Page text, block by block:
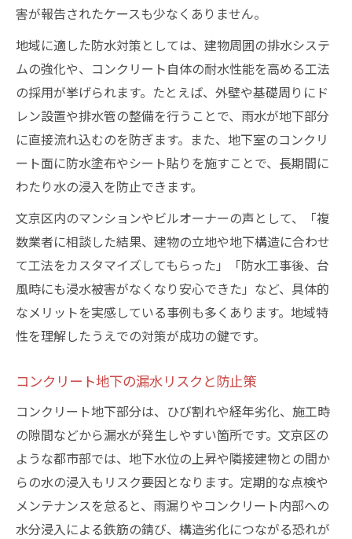
コンクリート地下防水工事と補助金審査の
ポイント
補助金支給でコンクリート地下防水を賢く
実現
漏水リスクを減らす文京区の防水ポイント
コンクリート地下で起こる主な漏水原因と
対策
文京区の気候に合ったコンクリート地下防
水戦略
コンクリート地下漏水を防ぐための点検項
目
浸水リスクに備えるコンクリート地下の注
意点
コンクリート地下防水で資産価値を守る方
耐久性重視のコンクリート地下防水とは
コンクリート地下防水の耐久性向上の秘訣
耐用年数で選ぶコンクリート地下防水工法
コンクリート地下防水の劣化を防ぐポイン
ト
長期間安心できるコンクリート地下防水の
害が報告されたケースも少なくありません。
地域に適した防水対策としては、建物周囲の排水システ
ムの強化や、コンクリート自体の耐水性能を高める工法
の採用が挙げられます。たとえば、外壁や基礎周りにド
レン設置や排水管の整備を行うことで、雨水が地下部分
に直接流れ込むのを防ぎます。また、地下室のコンクリ
ート面に防水塗布やシート貼りを施すことで、長期間に
わたり水の浸入を防止できます。
文京区内のマンションやビルオーナーの声として、「複
数業者に相談した結果、建物の立地や地下構造に合わせ
て工法をカスタマイズしてもらった」「防水工事後、台
風時にも浸水被害がなくなり安心できた」など、具体的
なメリットを実感している事例も多くあります。地域特
性を理解したうえでの対策が成功の鍵です。
コンクリート地下の漏水リスクと防止策
コンクリート地下部分は、ひび割れや経年劣化、施工時
の隙間などから漏水が発生しやすい箇所です。文京区の
ような都市部では、地下水位の上昇や隣接建物との間か
らの水の浸入もリスク要因となります。定期的な点検や
メンテナンスを怠ると、雨漏りやコンクリート内部への
水分浸入による鉄筋の錆び、構造劣化につながる恐れが